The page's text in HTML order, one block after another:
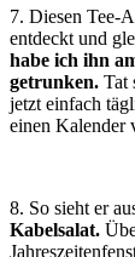
7. Diesen Tee-
entdeckt und
habe ich ihn
getrunken. Tat
jetzt einfach
einen Kalender
8. So sieht er
Kabelsalat.